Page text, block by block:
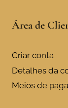
Área de
Criar conta
Detalhes da
Meios de